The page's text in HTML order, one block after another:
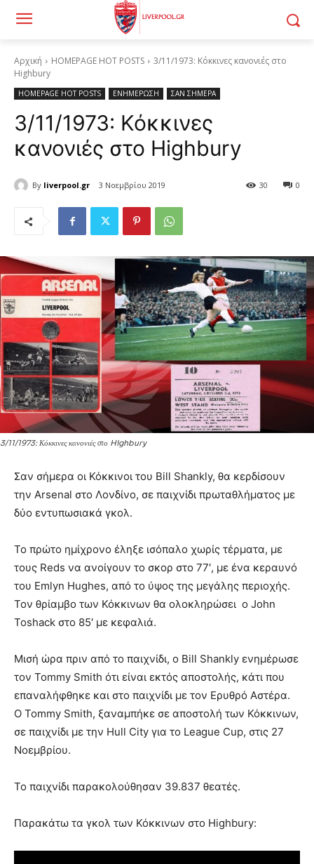
Αρχική HOMEPAGE HOT POSTS
3/11/1973: Κόκκινες κανονιές στο
Highbury
HOMEPAGE HOT POSTS ΕΝΗΜΕΡΩΣΗ ΣΑΝ ΣΗΜΕΡΑ
3/11/1973: Κόκκινες
κανονιές στο Highbury
By liverpool.gr 3 Νοεμβρίου 2019 0
30
3/11/1973: Κόκκινες κανονιές στο Highbury
Σαν σήμερα οι Κόκκινοι του Bill Shankly, θα κερδίσουν
την Arsenal στο Λονδίνο, σε παιχνίδι πρωταθλήματος με
δύο εντυπωσιακά γκολ.
Το πρώτο ημίχρονο έληξε ισόπαλο χωρίς τέρματα, με
τους Reds να ανοίγουν το σκορ στο 77′, με ένα κεραυνό
του Emlyn Hughes, από το ύψος της μεγάλης περιοχής.
Τον θρίαμβο των Κόκκινων θα ολοκληρώσει ο John
Toshack στο 85′ με κεφαλιά.
Μισή ώρα πριν από το παιχνίδι, ο Bill Shankly ενημέρωσε
τον Tommy Smith ότι είναι εκτός αποστολής, κάτι που
επαναλήφθηκε και στο παιχνίδι με τον Ερυθρό Αστέρα.
Ο Tommy Smith, ξαναμπήκε σε αποστολή των Κόκκινων,
σε παιχνίδι με την Hull City για το League Cup, στις 27
Νοεμβρίου.
Το παιχνίδι παρακολούθησαν 39.837 θεατές.
Παρακάτω τα γκολ των Κόκκινων στο Highbury: